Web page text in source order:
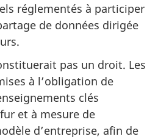
réglementés à participer
de données dirigée
pas un droit. Les
à l’obligation de
clés
et à mesure de
d’entreprise, afin de